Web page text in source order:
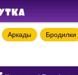
Аркады Бродилки